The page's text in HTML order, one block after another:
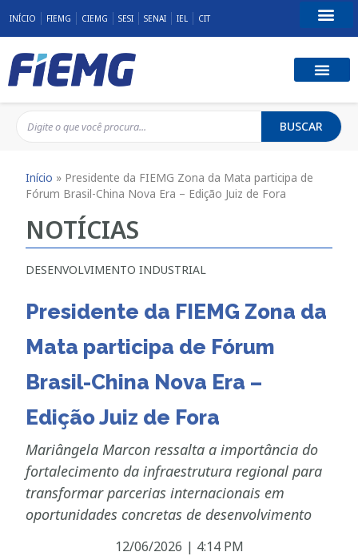
INÍCIO FIEMG CIEMG SESI SENAI IEL CIT
BUSCAR
Início » Presidente da FIEMG Zona da Mata participa de
Fórum Brasil-China Nova Era – Edição Juiz de Fora
NOTÍCIAS
DESENVOLVIMENTO INDUSTRIAL
Presidente da FIEMG Zona da
Mata participa de Fórum
Brasil-China Nova Era –
Edição Juiz de Fora
Mariângela Marcon ressalta a importância do
fortalecimento da infraestrutura regional para
transformar parcerias internacionais em
oportunidades concretas de desenvolvimento
12/06/2026 | 4:14 PM